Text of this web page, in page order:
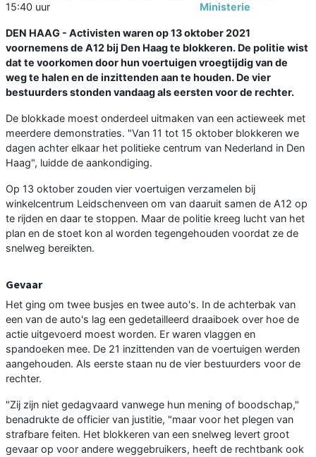
15:40 uur
Ministerie
DEN HAAG - Activisten waren op 13 oktober 2021
voornemens de A12 bij Den Haag te blokkeren. De politie wist
dat te voorkomen door hun voertuigen vroegtijdig van de
weg te halen en de inzittenden aan te houden. De vier
bestuurders stonden vandaag als eersten voor de rechter.
De blokkade moest onderdeel uitmaken van een actieweek met
meerdere demonstraties. "Van 11 tot 15 oktober blokkeren we
dagen achter elkaar het politieke centrum van Nederland in Den
Haag", luidde de aankondiging.
Op 13 oktober zouden vier voertuigen verzamelen bij
winkelcentrum Leidschenveen om van daaruit samen de A12 op
te rijden en daar te stoppen. Maar de politie kreeg lucht van het
plan en de stoet kon al worden tegengehouden voordat ze de
snelweg bereikten.
Gevaar
Het ging om twee busjes en twee auto's. In de achterbak van
een van de auto's lag een gedetailleerd draaiboek over hoe de
actie uitgevoerd moest worden. Er waren vlaggen en
spandoeken mee. De 21 inzittenden van de voertuigen werden
aangehouden. Als eerste staan nu de vier bestuurders voor de
rechter.
"Zij zijn niet gedagvaard vanwege hun mening of boodschap,"
benadrukte de officier van justitie, "maar voor het plegen van
strafbare feiten. Het blokkeren van een snelweg levert groot
gevaar op voor andere weggebruikers, heeft de rechtbank ook